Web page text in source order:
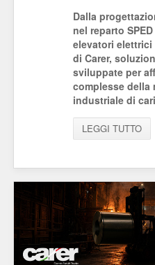
Dalla
nel reparto
elevatori
di Carer,
sviluppate per
complesse della
industriale di
LEGGI TUTTO